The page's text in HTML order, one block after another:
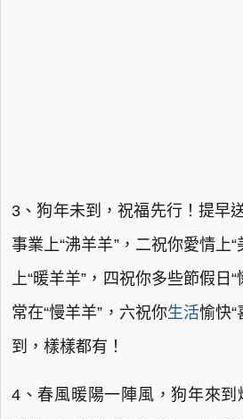
3、狗年未到，祝福先行！提早
事業上“沸羊羊”，二祝你愛情上
上“暖羊羊”，四祝你多些節假日
常在“慢羊羊”，六祝你生活愉快“
到，樣樣都有！
4、春風暖陽一陣風，狗年來